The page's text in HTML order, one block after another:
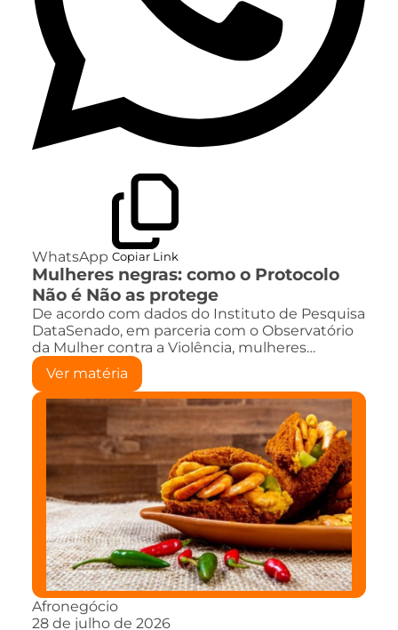
WhatsApp Copiar Link
Mulheres negras: como o Protocolo
Não é Não as protege
De acordo com dados do Instituto de Pesquisa
DataSenado, em parceria com o Observatório
da Mulher contra a Violência, mulheres…
Ver matéria
Afronegócio
28 de julho de 2026